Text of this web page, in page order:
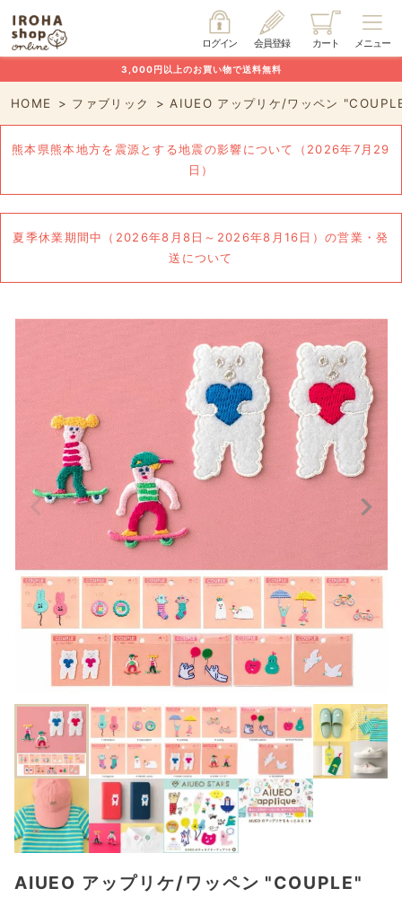
メニュー
カート
会員登録
ログイン
3,000円以上のお買い物で送料無料
HOME ファブリック AIUEO アップリケ/ワッペン
熊本県熊本地方を震源とする地震の影響について（2026年7月29
日）
夏季休業期間中（2026年8月8日～2026年8月16日）の営業・発
送について
AIUEO アップリケ/ワッペン "COUPLE"